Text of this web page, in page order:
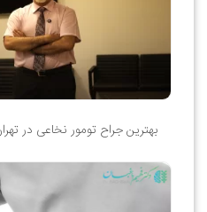
بهترین جراح تومور نخاعی در